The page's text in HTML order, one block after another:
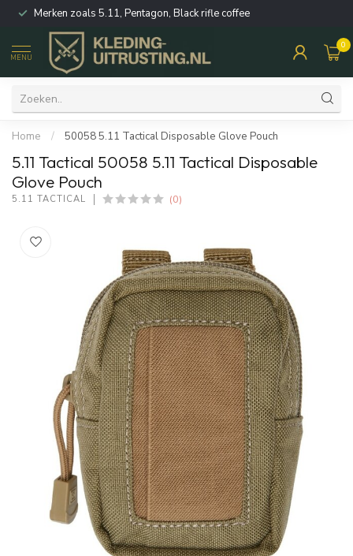
Merken zoals 5.11, Pentagon, Black rifle coffee
MENU
0
Home / 50058 5.11 Tactical Disposable Glove Pouch
5.11 Tactical 50058 5.11 Tactical Disposable
Glove Pouch
5.11 TACTICAL (0)